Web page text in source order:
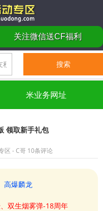
关注微信送CF福利
米业务网址
领取新手礼包
区 - C哥 10条评论
高爆麟龙
双生烟雾弹-18周年